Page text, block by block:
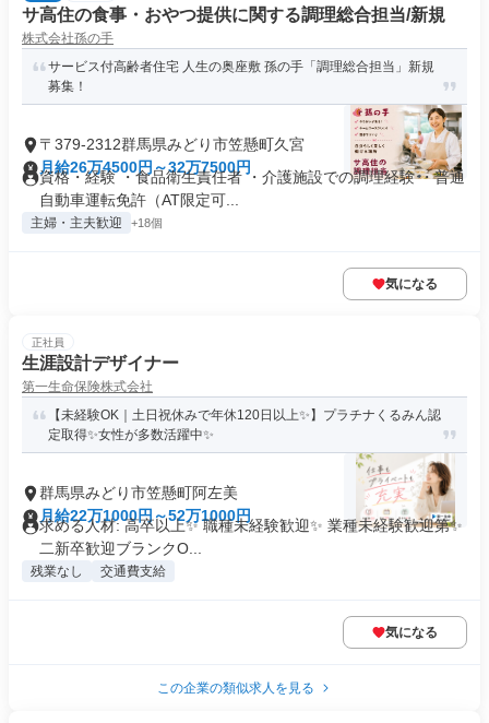
サ高住の食事・おやつ提供に関する調理総合担当/新規
株式会社孫の手
サービス付高齢者住宅 人生の奥座敷 孫の手「調理総合担当」新規
募集！
〒379-2312群馬県みどり市笠懸町久宮
月給26万4500円～32万7500円
資格・経験 ・食品衛生責任者 ・介護施設での調理経験 ・普通
自動車運転免許（AT限定可...
主婦・主夫歓迎 +18個
気になる
正社員
生涯設計デザイナー
第一生命保険株式会社
【未経験OK｜土日祝休みで年休120日以上✨】プラチナくるみん認
定取得✨女性が多数活躍中✨
群馬県みどり市笠懸町阿左美
月給22万1000円～52万1000円
求める人材: 高卒以上✨ 職種未経験歓迎✨ 業種未経験歓迎第✨
二新卒歓迎ブランクO...
残業なし 交通費支給
気になる
この企業の類似求人を見る